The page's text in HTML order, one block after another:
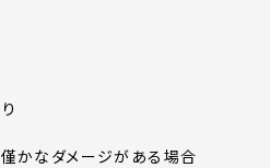
かなダメージがある場合